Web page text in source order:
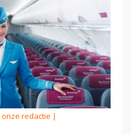
onze redactie |